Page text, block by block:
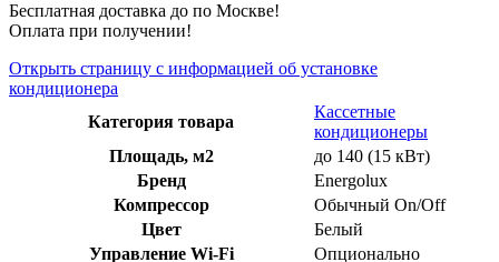
Бесплатная доставка до по Москве!
Оплата при получении!
Открыть страницу с информацией об установке
кондиционера
Категория товара
Кассетные
кондиционеры
Площадь, м2
до 140 (15 кВт)
Бренд
Energolux
Компрессор
Обычный On/Off
Цвет
Белый
Управление Wi-Fi
Опционально